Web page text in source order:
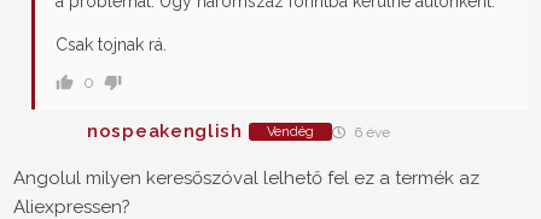
Csak tojnak rá.
0
nospeakenglish Vendég 6 éve
Angolul milyen keresőszóval lelhető fel ez a termék az
Aliexpressen?